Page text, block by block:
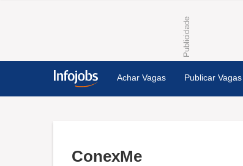
Achar Vagas Publicar Vagas
ConexMe